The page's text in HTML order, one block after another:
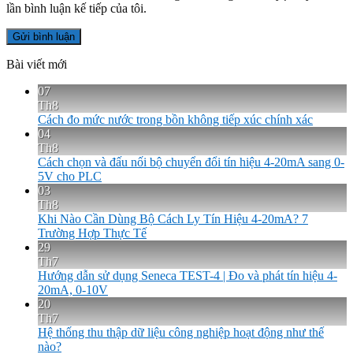
lần bình luận kế tiếp của tôi.
Bài viết mới
07
Th8
Cách đo mức nước trong bồn không tiếp xúc chính xác
04
Th8
Cách chọn và đấu nối bộ chuyển đổi tín hiệu 4-20mA sang 0-
5V cho PLC
03
Th8
Khi Nào Cần Dùng Bộ Cách Ly Tín Hiệu 4-20mA? 7
Trường Hợp Thực Tế
29
Th7
Hướng dẫn sử dụng Seneca TEST-4 | Đo và phát tín hiệu 4-
20mA, 0-10V
20
Th7
Hệ thống thu thập dữ liệu công nghiệp hoạt động như thế
nào?